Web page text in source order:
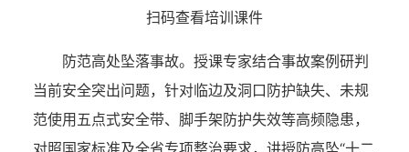
扫码查看培训课件
防范高处坠落事故。授课专家结合事故案例研判
当前安全突出问题，针对临边及洞口防护缺失、未规
范使用五点式安全带、脚手架防护失效等高频隐患，